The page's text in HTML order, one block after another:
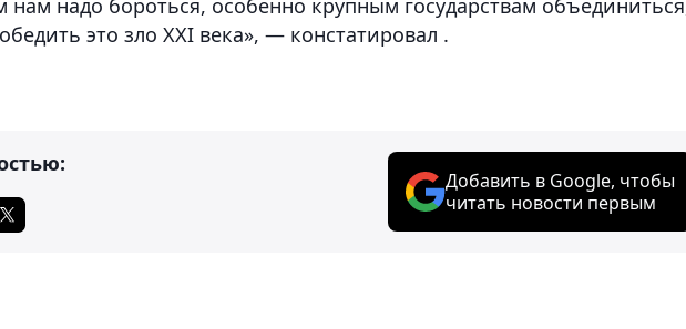
это зло XXI века», — констатировал .
Добавить в Google, чтобы
читать новости первым